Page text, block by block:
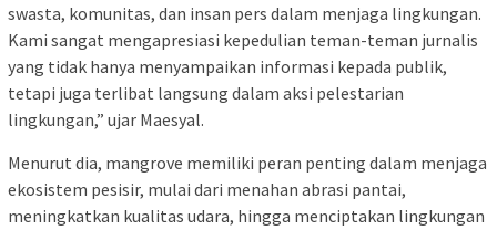
swasta, komunitas, dan insan pers dalam menjaga lingkungan.
Kami sangat mengapresiasi kepedulian teman-teman jurnalis
yang tidak hanya menyampaikan informasi kepada publik,
tetapi juga terlibat langsung dalam aksi pelestarian
lingkungan,” ujar Maesyal.
Menurut dia, mangrove memiliki peran penting dalam menjaga
ekosistem pesisir, mulai dari menahan abrasi pantai,
meningkatkan kualitas udara, hingga menciptakan lingkungan